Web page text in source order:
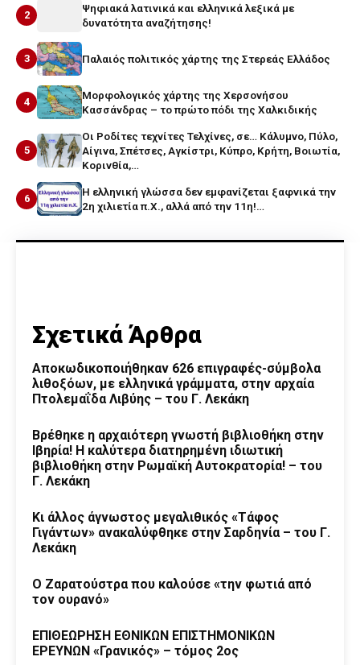
2
Ψηφιακά λατινικά και ελληνικά λεξικά με
δυνατότητα αναζήτησης!
3 Παλαιός πολιτικός χάρτης της Στερεάς Ελλάδος
4
Μορφολογικός χάρτης της Χερσονήσου
Κασσάνδρας – το πρώτο πόδι της Χαλκιδικής
5
Οι Ροδίτες τεχνίτες Τελχίνες, σε… Κάλυμνο, Πύλο,
Αίγινα, Σπέτσες, Αγκίστρι, Κύπρο, Κρήτη, Βοιωτία,
Κορινθία,…
6
Η ελληνική γλώσσα δεν εμφανίζεται ξαφνικά την
2η χιλιετία π.Χ., αλλά από την 11η!…
Σχετικά Άρθρα
Αποκωδικοποιήθηκαν 626 επιγραφές-σύμβολα
λιθοξόων, με ελληνικά γράμματα, στην αρχαία
Πτολεμαΐδα Λιβύης – του Γ. Λεκάκη
Βρέθηκε η αρχαιότερη γνωστή βιβλιοθήκη στην
Ιβηρία! Η καλύτερα διατηρημένη ιδιωτική
βιβλιοθήκη στην Ρωμαϊκή Αυτοκρατορία! – του
Γ. Λεκάκη
Κι άλλος άγνωστος μεγαλιθικός «Τάφος
Γιγάντων» ανακαλύφθηκε στην Σαρδηνία – του Γ.
Λεκάκη
Ο Ζαρατούστρα που καλούσε «την φωτιά από
τον ουρανό»
ΕΠΙΘΕΩΡΗΣΗ ΕΘΝΙΚΩΝ ΕΠΙΣΤΗΜΟΝΙΚΩΝ
ΕΡΕΥΝΩΝ «Γρανικός» – τόμος 2ος